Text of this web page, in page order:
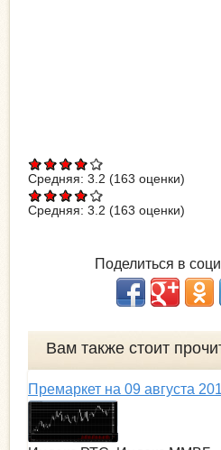
Средняя: 3.2 (163 оценки)
Средняя: 3.2 (163 оценки)
Поделиться в
Вам также стоит
Премаркет на 09 августа